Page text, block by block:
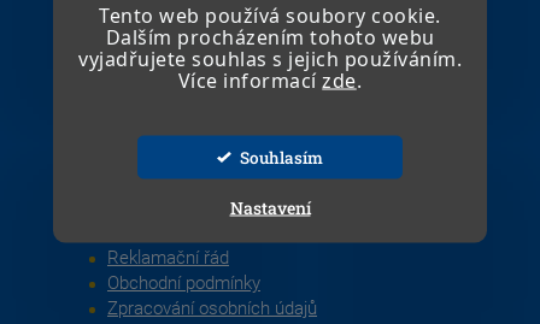
Tento web používá soubory cookie.
Dalším procházením tohoto webu
vyjadřujete souhlas s jejich používáním.
Více informacízde.
Souhlasím
Nastavení
Odsávání plynů
Technologie pro stlačený vzduch
Reklamační řád
Obchodní podmínky
Zpracování osobních údajů